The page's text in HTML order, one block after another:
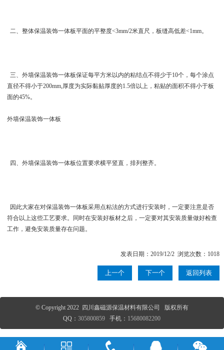
二、整体保温装饰一体板平面的平整度<3mm/2米直尺，板缝高低差<1mm。
三、 外墙保温装饰一体板保证每平方米以内的粘结点不得少于10个，每个涂点
直径不得小于200mm,厚度为实际黏贴厚度的1.5倍以上，粘贴的面积不得小于板
面的45%。
外墙保温装饰一体板
四、 外墙保温装饰一体板位置要求横平竖直，排列整齐。
因此大家在对保温装饰一体板采用点粘法的方式进行安装时，一定要注意是否
符合以上这些工艺要求。同时在安装好板材之后，一定要对其安装质量做好检查
工作，避免安装质量存在问题。
发表日期：2019/12/2 浏览次数：1018
上一个 下一个 返回列表
© Copyright 2022 四川鑫磁源保温材料有限公司 版权所有
QQ：305800859 手机： 15680082200